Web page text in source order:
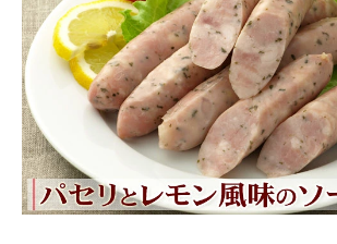
価格別
お問い合わせ
ご利用ガイド
直営店